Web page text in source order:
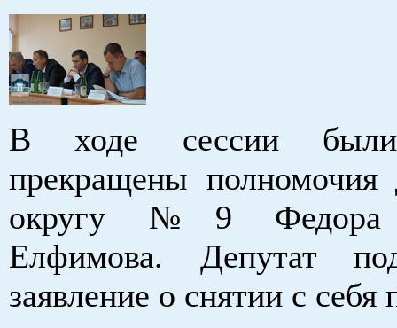
В ходе сессии были
прекращены полномочия
округу №9 Федора
Елфимова. Депутат
заявление о снятии с